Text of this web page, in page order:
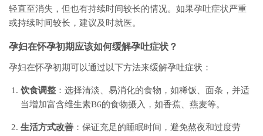
轻直至消失，但也有持续时间较长的情况。如果孕吐症状严重
或持续时间较长，建议及时就医。
孕妇在怀孕初期应该如何缓解孕吐症状？
孕妇在怀孕初期可以通过以下方法来缓解孕吐症状：
饮食调整 ：选择清淡、易消化的食物，如稀饭、面条，并适
当增加富含维生素B6的食物摄入，如香蕉、燕麦等。
生活方式改善 ：保证充足的睡眠时间，避免熬夜和过度劳